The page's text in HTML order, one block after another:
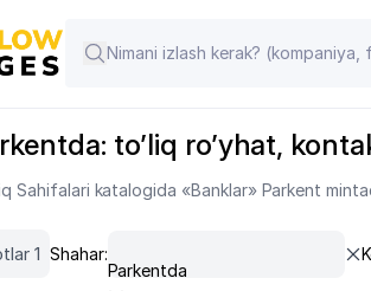
to’liq ro’yhat,
Sahifalari katalogida «Banklar» Parkent
1 Shahar:
Parkentda